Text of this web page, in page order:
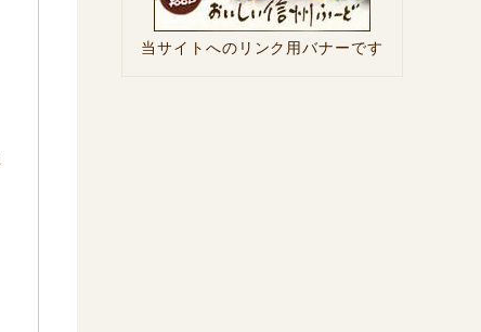
当サイトへのリンク用バナーです